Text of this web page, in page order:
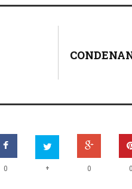
0 + 0 0